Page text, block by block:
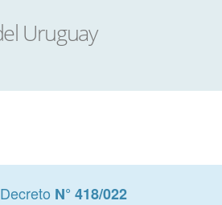
Decreto N° 418/022